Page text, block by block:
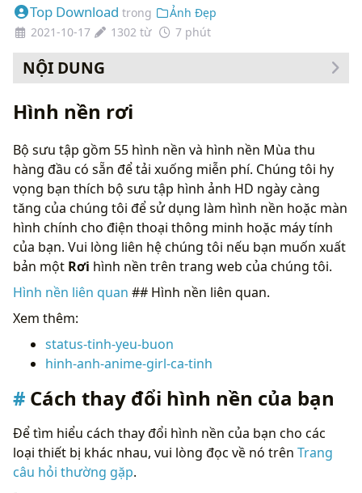
Top Download trong
Ảnh Đẹp
2021-10-17
1302 từ 7 phút
NỘI DUNG
Hình nền rơi
Bộ sưu tập gồm 55 hình nền và hình nền Mùa thu
hàng đầu có sẵn để tải xuống miễn phí. Chúng tôi hy
vọng bạn thích bộ sưu tập hình ảnh HD ngày càng
tăng của chúng tôi để sử dụng làm hình nền hoặc màn
hình chính cho điện thoại thông minh hoặc máy tính
của bạn. Vui lòng liên hệ chúng tôi nếu bạn muốn xuất
bản một Rơi hình nền trên trang web của chúng tôi.
Hình nền liên quan ## Hình nền liên quan.
Xem thêm:
status-tinh-yeu-buon
hinh-anh-anime-girl-ca-tinh
Cách thay đổi hình nền của bạn
Để tìm hiểu cách thay đổi hình nền của bạn cho các
loại thiết bị khác nhau, vui lòng đọc về nó trên Trang
câu hỏi thường gặp.